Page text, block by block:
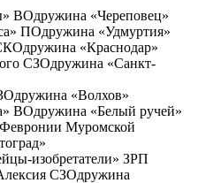
ВОдружина «Череповец»
ПОдружина «Удмуртия»
дружина «Краснодар»
СЗОдружина «Санкт-
дружина «Волхов»
ВОдружина «Белый ручей»
Февронии Муромской
изобретатели» ЗРП
СЗОдружина